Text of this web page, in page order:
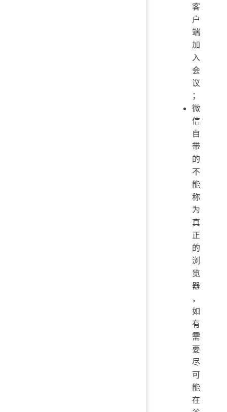
客
户
端
加
入
会
议
；
微
信
自
带
的
不
能
称
为
真
正
的
浏
览
器
，
如
有
需
要
尽
可
能
在